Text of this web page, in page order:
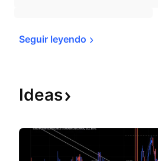
Seguir leyendo
Ideas